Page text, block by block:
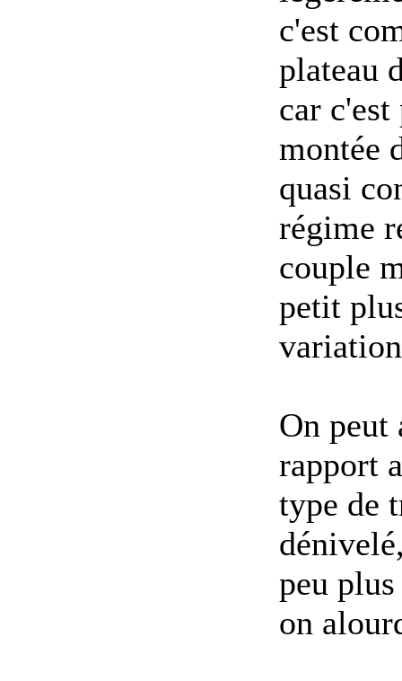
c'est
plateau
car
montée
quasi
régime
couple
petit
On peut
rapport
type de
peu
on